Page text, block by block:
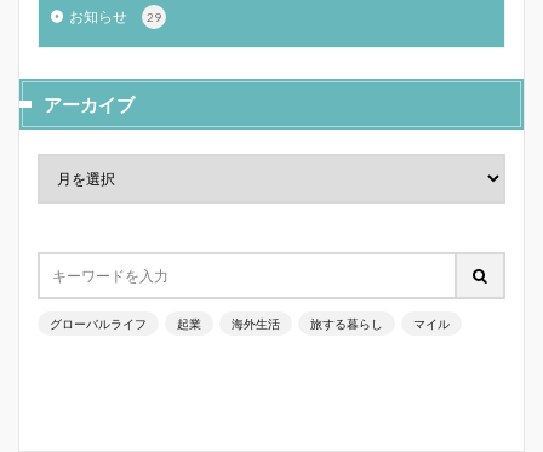
お知らせ 29
アーカイブ
グローバルライフ 起業 海外生活 旅する暮らし マイル